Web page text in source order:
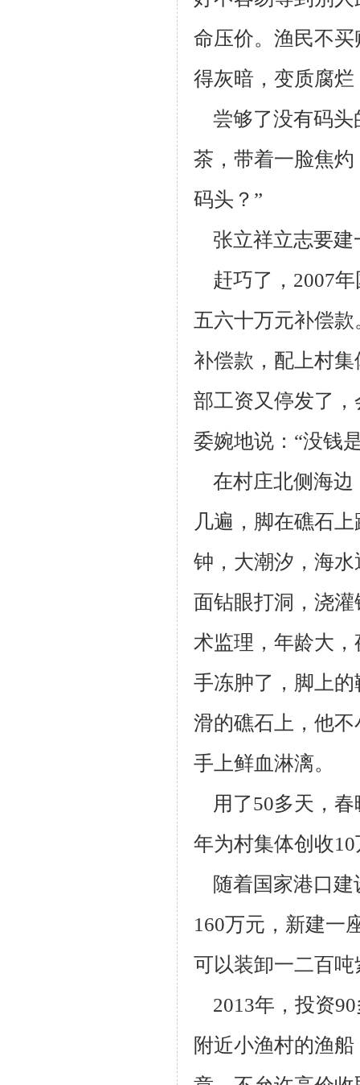
命压价。渔民不买
得灰暗，变质腐
尝够了没有码头
茶，带着一脸焦
码头？”
张立祥立志要建
赶巧了，2007年
五六十万元补偿
补偿款，配上村集
部工资又停发了
委婉地说：“没钱
在村庄北侧海边
几遍，脚在礁石
钟，大潮汐，海水
面钻眼打洞， 浇灌
术监理，年龄大
手冻肿了，脚上
滑的礁石上，他
手上鲜血淋漓。
用了50多天，春
年为村集体创收
随着国家港口建
160万元，新建一
可以装卸一二百
2013年，投资
附近小渔村的渔